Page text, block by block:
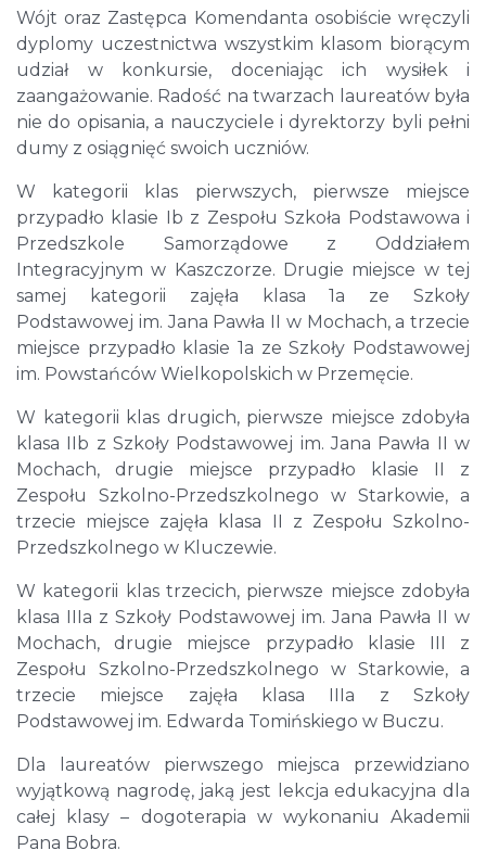
Wójt oraz Zastępca Komendanta osobiście wręczyli
dyplomy uczestnictwa wszystkim klasom biorącym
udział w konkursie, doceniając ich wysiłek i
zaangażowanie. Radość na twarzach laureatów była
nie do opisania, a nauczyciele i dyrektorzy byli pełni
dumy z osiągnięć swoich uczniów.
W kategorii klas pierwszych, pierwsze miejsce
przypadło klasie Ib z Zespołu Szkoła Podstawowa i
Przedszkole Samorządowe z Oddziałem
Integracyjnym w Kaszczorze. Drugie miejsce w tej
samej kategorii zajęła klasa 1a ze Szkoły
Podstawowej im. Jana Pawła II w Mochach, a trzecie
miejsce przypadło klasie 1a ze Szkoły Podstawowej
im. Powstańców Wielkopolskich w Przemęcie.
W kategorii klas drugich, pierwsze miejsce zdobyła
klasa IIb z Szkoły Podstawowej im. Jana Pawła II w
Mochach, drugie miejsce przypadło klasie II z
Zespołu Szkolno-Przedszkolnego w Starkowie, a
trzecie miejsce zajęła klasa II z Zespołu Szkolno-
Przedszkolnego w Kluczewie.
W kategorii klas trzecich, pierwsze miejsce zdobyła
klasa IIIa z Szkoły Podstawowej im. Jana Pawła II w
Mochach, drugie miejsce przypadło klasie III z
Zespołu Szkolno-Przedszkolnego w Starkowie, a
trzecie miejsce zajęła klasa IIIa z Szkoły
Podstawowej im. Edwarda Tomińskiego w Buczu.
Dla laureatów pierwszego miejsca przewidziano
wyjątkową nagrodę, jaką jest lekcja edukacyjna dla
całej klasy – dogoterapia w wykonaniu Akademii
Pana Bobra.